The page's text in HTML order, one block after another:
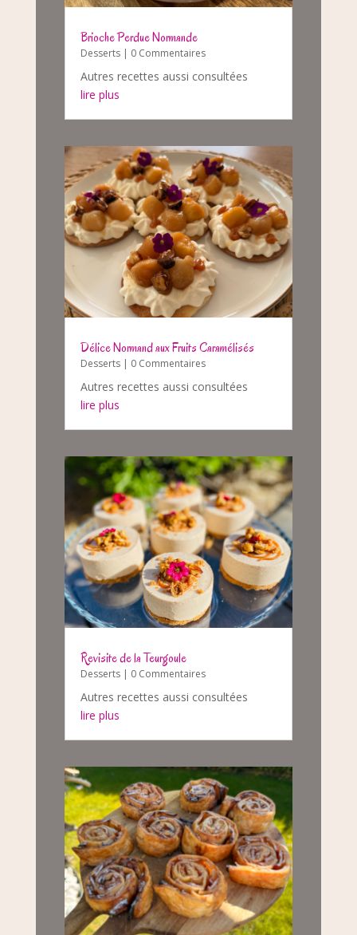
Brioche Perdue Normande
Desserts| 0 Commentaires
Autres recettes aussi consultées
lire plus
Délice Normand aux Fruits Caramélisés
Desserts| 0 Commentaires
Autres recettes aussi consultées
lire plus
Revisite de la Teurgoule
Desserts| 0 Commentaires
Autres recettes aussi consultées
lire plus